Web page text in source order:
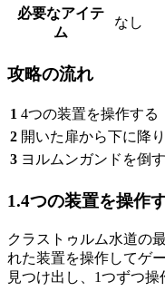
必要なアイテ
ム
なし
攻略の流れ
1 4つの装置を操作する
2 開いた扉から下に降
3 ヨルムンガンドを倒す
1.4つの装置を操作
クラストゥルム水道の
れた装置を操作してゲ
見つけ出し、1つずつ操